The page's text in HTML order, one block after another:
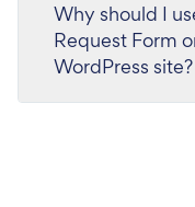
Why should I
Request Form
WordPress site?